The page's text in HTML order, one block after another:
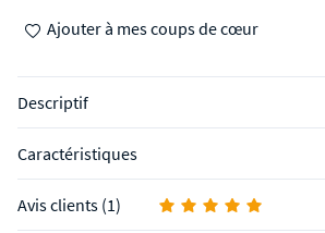
Ajouter à mes coups de cœur
Descriptif
Caractéristiques
Avis clients (1)